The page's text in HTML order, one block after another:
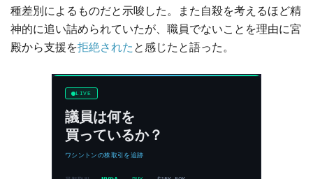
種差別によるものだと示唆した。また自殺を考えるほど精
神的に追い詰められていたが、職員でないことを理由に宮
殿から支援を拒絶された と感じたと語った。